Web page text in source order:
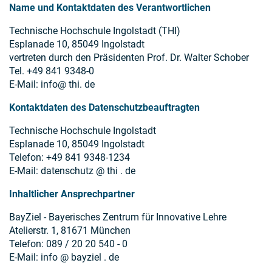
Name und Kontaktdaten des Verantwortlichen
Technische Hochschule Ingolstadt (THI)
Esplanade 10, 85049 Ingolstadt
vertreten durch den Präsidenten Prof. Dr. Walter Schober
Tel. +49 841 9348-0
E-Mail: info@ thi. de
Kontaktdaten des Datenschutzbeauftragten
Technische Hochschule Ingolstadt
Esplanade 10, 85049 Ingolstadt
Telefon: +49 841 9348-1234
E-Mail: datenschutz @ thi . de
Inhaltlicher Ansprechpartner
BayZiel - Bayerisches Zentrum für Innovative Lehre
Atelierstr. 1, 81671 München
Telefon: 089 / 20 20 540 - 0
E-Mail: info @ bayziel . de